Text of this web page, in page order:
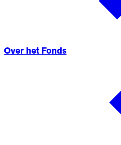
Over het Fonds